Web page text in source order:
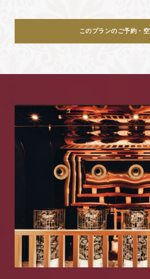
このプランのご予約・